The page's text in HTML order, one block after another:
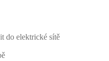
do elektrické sítě